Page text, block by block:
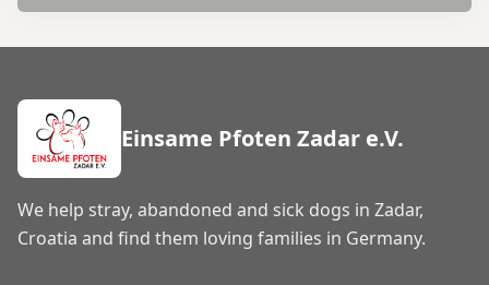
Einsame Pfoten Zadar e.V.
We help stray, abandoned and sick dogs in Zadar,
Croatia and find them loving families in Germany.